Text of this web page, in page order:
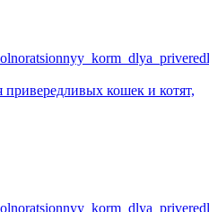
кошек и котят,